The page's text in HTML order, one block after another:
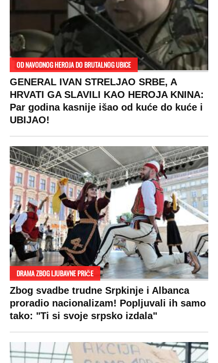
OD NAVODNOG HEROJA DO BRUTALNOG UBICE
GENERAL IVAN STRELJAO SRBE, A
HRVATI GA SLAVILI KAO HEROJA KNINA:
Par godina kasnije išao od kuće do kuće i
UBIJAO!
DRAMA ZBOG LJUBAVNE PRIČE
Zbog svadbe trudne Srpkinje i Albanca
proradio nacionalizam! Popljuvali ih samo
tako: "Ti si svoje srpsko izdala"